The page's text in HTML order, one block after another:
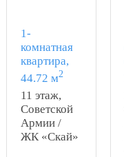
1-
комнатная
квартира,
44.72 м2
11 этаж,
Советской
Армии /
ЖК «Скай»